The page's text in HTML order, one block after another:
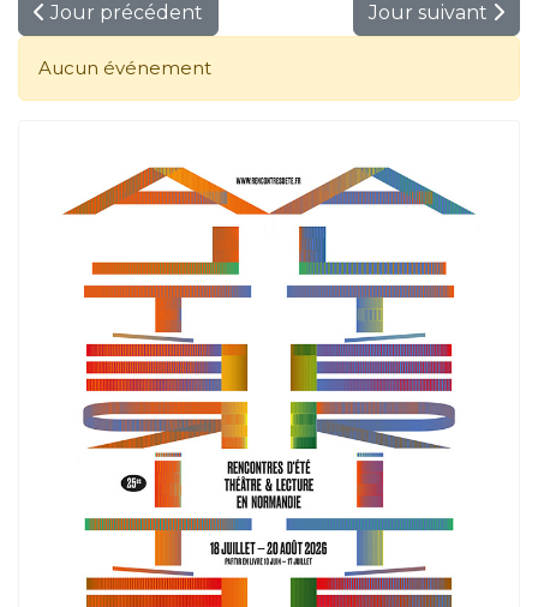
Jour précédent Jour suivant
Aucun événement